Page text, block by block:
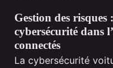
Gestion des risques
cybersécurité dans
connectés
La cybersécurité